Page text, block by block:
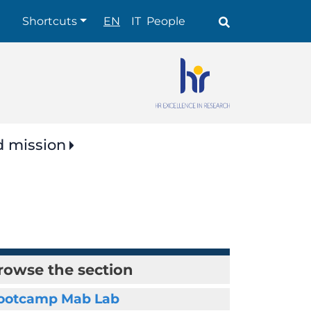
Shortcuts
Shortcuts EN IT People
mission
the section
Mab Lab